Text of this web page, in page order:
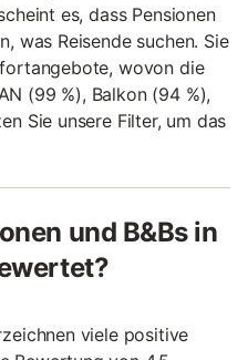
es, dass Pensionen
was Reisende suchen. Sie
wovon die
(99 %), Balkon (94 %),
Sie unsere Filter, um das
und B&Bs in
viele positive